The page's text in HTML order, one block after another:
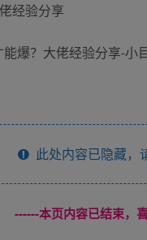
经验分享
此处内容已隐藏，
------本页内容已结束，